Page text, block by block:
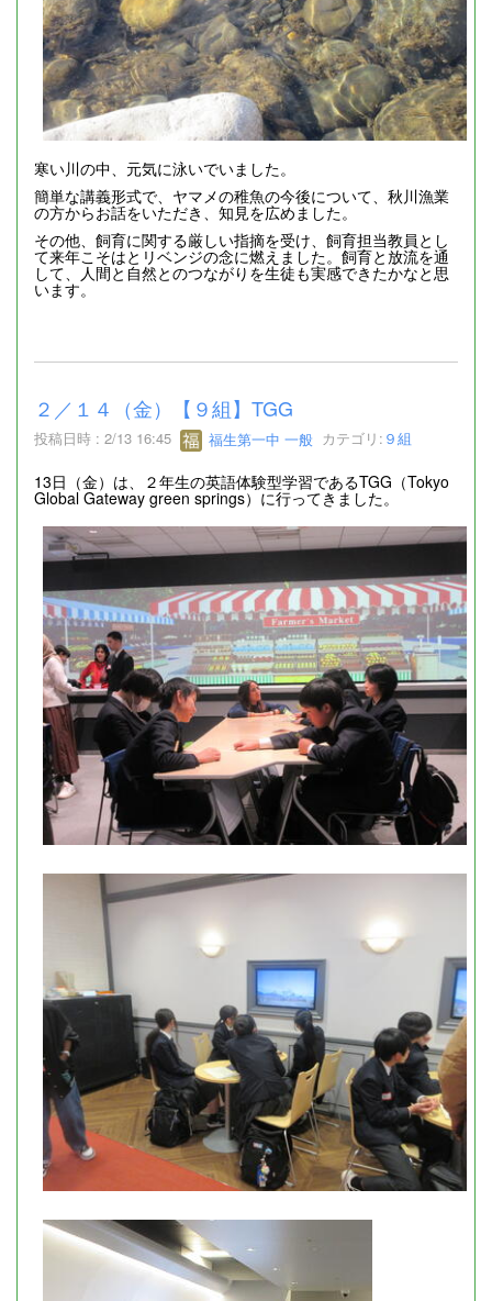
寒い川の中、元気に泳いでいました。
簡単な講義形式で、ヤマメの稚魚の今後について、秋川漁業
の方からお話をいただき、知見を広めました。
その他、飼育に関する厳しい指摘を受け、飼育担当教員とし
て来年こそはとリベンジの念に燃えました。飼育と放流を通
して、人間と自然とのつながりを生徒も実感できたかなと思
います。
２／１４（金）【９組】TGG
投稿日時 : 2/13 16:45 福生第一中 一般 カテゴリ: ９組
13日（金）は、２年生の英語体験型学習であるTGG（Tokyo
Global Gateway green springs）に行ってきました。